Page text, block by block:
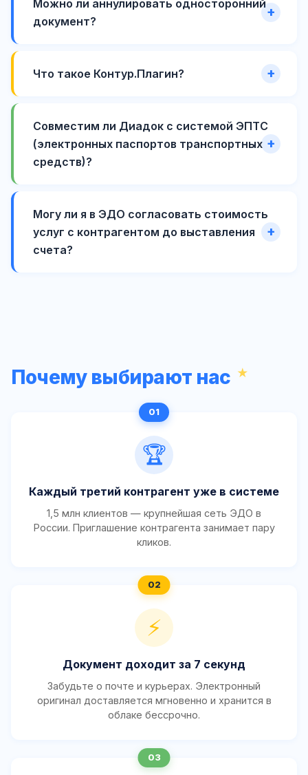
Можно ли аннулировать односторонний
документ?
Что такое Контур.Плагин?
Совместим ли Диадок с системой ЭПТС
(электронных паспортов транспортных
средств)?
Могу ли я в ЭДО согласовать стоимость
услуг с контрагентом до выставления
счета?
Почему выбирают нас
🏆
Каждый третий контрагент уже в системе
1,5 млн клиентов — крупнейшая сеть ЭДО в
России. Приглашение контрагента занимает пару
кликов.
⚡
Документ доходит за 7 секунд
Забудьте о почте и курьерах. Электронный
оригинал доставляется мгновенно и хранится в
облаке бессрочно.